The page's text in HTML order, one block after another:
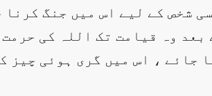
شخص کے لیے اس میں جنگ کرنا
وہ قیامت تک اللہ کی حرمت
جائے ، اس میں گری ہوئی چیز